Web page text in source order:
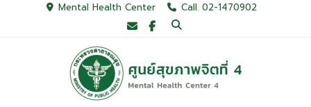
Mental Health Center Call. 02-1470902